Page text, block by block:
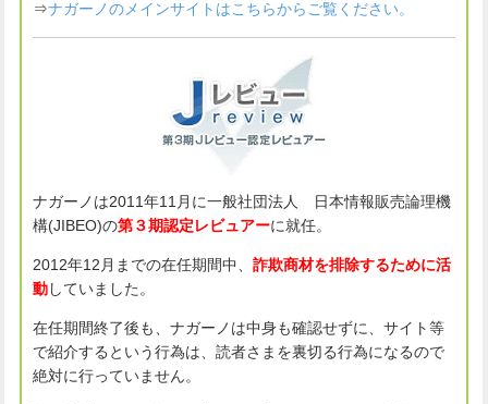
⇒ナガーノのメインサイトはこちらからご覧ください。
ナガーノは2011年11月に一般社団法人 日本情報販売論理機
構(JIBEO)の第３期認定レビュアーに就任。
2012年12月までの在任期間中、 詐欺商材を排除するために活
動していました。
在任期間終了後も、ナガーノは中身も確認せずに、サイト等
で紹介するという行為は、読者さまを裏切る行為になるので
絶対に行っていません。